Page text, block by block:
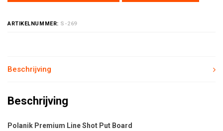
ARTIKELNUMMER: S-269
Beschrijving
Beschrijving
Polanik Premium Line Shot Put Board